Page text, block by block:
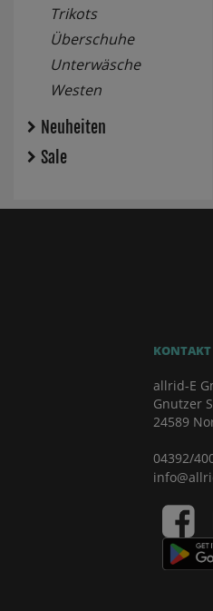
Trikots
Überschuhe
Unterwäsche
Westen
Neuheiten
Sale
KONTAKT
allrid-E
Gnutzer
24589
04392/